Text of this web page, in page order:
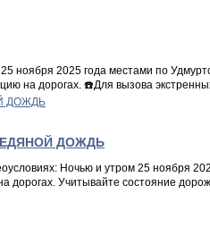
ноября 2025 года местами по
на дорогах. ☎️Для вызова
ДОЖДЬ
Ночью и утром 25 ноября
Учитывайте состояние